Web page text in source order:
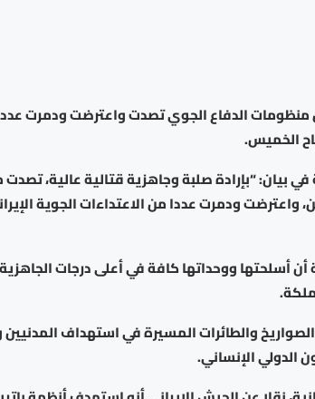
منظومات الدفاع الجوي تصدت واعترضت ودمرت
الخميس.
في بيان: “بإرادة صلبة وجاهزية قتالية عالية،
واعترضت ودمرت عددا من الاعتداءات الجوية
أن أسلحتها ووحداتها كافة في أعلى درجات
والطائرات المسيرة في استهداف
الدولي الإنساني.